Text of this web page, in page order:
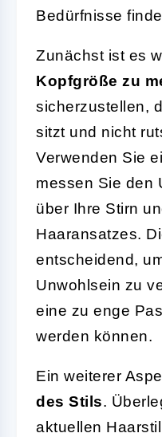
Bedürfnisse
Zunächst ist es
Kopfgröße zu
sicherzustellen,
sitzt und nicht
Verwenden Sie
messen Sie den
über Ihre Stirn
Haaransatzes.
entscheidend,
Unwohlsein zu
eine zu enge
werden können.
Ein weiterer
des Stils.
aktuellen